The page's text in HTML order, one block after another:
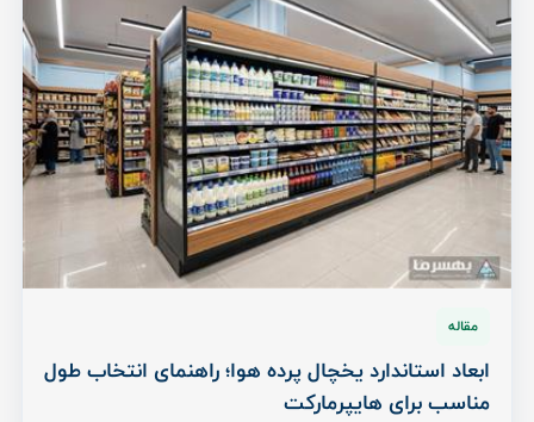
مقاله
ابعاد استاندارد یخچال پرده هوا؛ راهنمای انتخاب طول
مناسب برای هایپرمارکت